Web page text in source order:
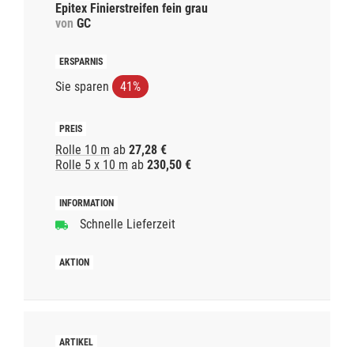
Epitex Finierstreifen fein grau
von GC
Sie sparen 41%
Rolle 10 m ab 27,28 €
Rolle 5 x 10 m ab 230,50 €
Schnelle Lieferzeit